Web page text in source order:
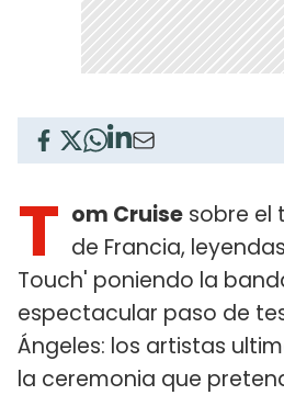
T om Cruise sobre el
de Francia,
Touch' poniendo la
espectacular paso de
Ángeles: los artistas
la ceremonia que